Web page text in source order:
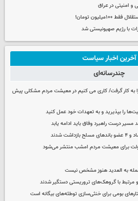
و امنیتی در عراق
تومان!
با رژیم صهیونیستی شد
آخرین اخبار سیاست
چندرسانه‌ای
را به کار گرفت/ کاری می کنیم در معیشت مردم مشکلی پیش
را بپذیرید و به تعهدات خود عمل کنید
مسیر درست راهبرد وفاق باید ادامه یابد
برای معیشت مردم امشب منتشر می‌شود
به العدید هنوز مشخص نیست
بومی برای خنثی‌سازی توطئه‌های بیگانه است